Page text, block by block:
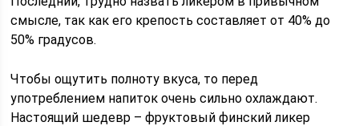
смысле, так как его крепость составляет от 40% до
50% градусов.
Чтобы ощутить полноту вкуса, то перед
употреблением напиток очень сильно охлаждают.
Настоящий шедевр – фруктовый финский ликер